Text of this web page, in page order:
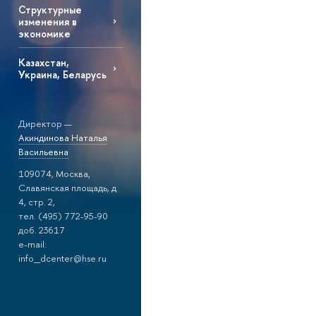
Структурные
изменения в
экономике
Казахстан,
Украина, Беларусь
Директор —
Акиндинова Наталья
Васильевна
109074, Москва,
Славянская площадь, д.
4, стр. 2,
тел. (495) 772-95-90
доб. 23617
e-mail:
info_dcenter@hse.ru